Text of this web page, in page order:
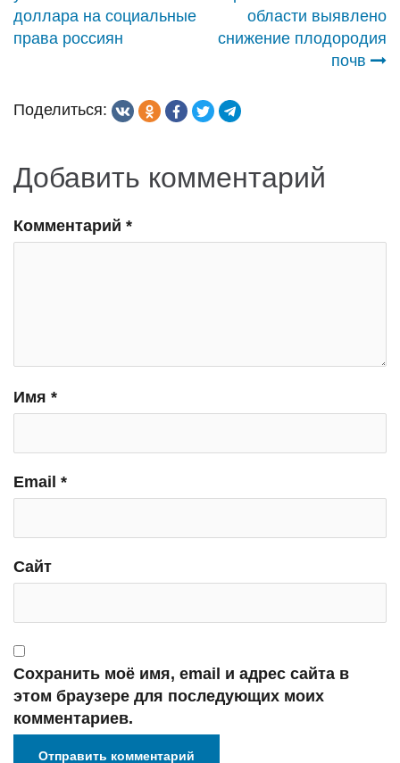
по
доллара на социальные
права россиян
области выявлено
снижение плодородия
почв
Поделиться:
Добавить комментарий
Комментарий *
Имя *
Email *
Сайт
Сохранить моё имя, email и адрес сайта в
этом браузере для последующих моих
комментариев.